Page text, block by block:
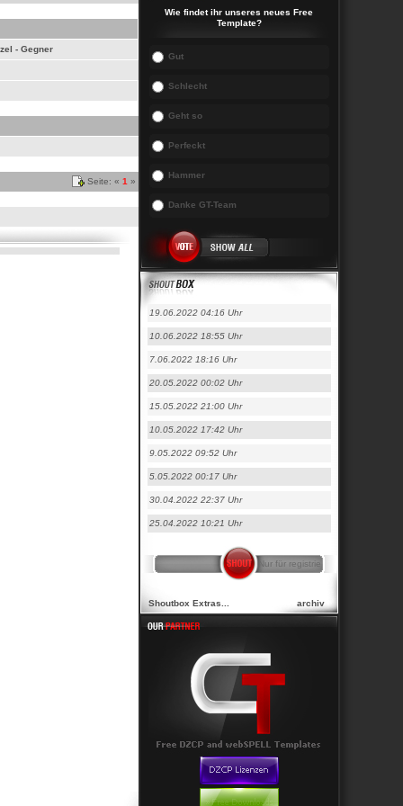
- Gegner
Seite: « 1 »
Wie findet ihr unseres neues Free
Template?
Gut
Schlecht
Geht so
Perfeckt
Hammer
Danke GT-Team
19.06.2022 04:16 Uhr
10.06.2022 18:55 Uhr
7.06.2022 18:16 Uhr
20.05.2022 00:02 Uhr
15.05.2022 21:00 Uhr
10.05.2022 17:42 Uhr
9.05.2022 09:52 Uhr
5.05.2022 00:17 Uhr
30.04.2022 22:37 Uhr
25.04.2022 10:21 Uhr
Shoutbox Extras... archiv